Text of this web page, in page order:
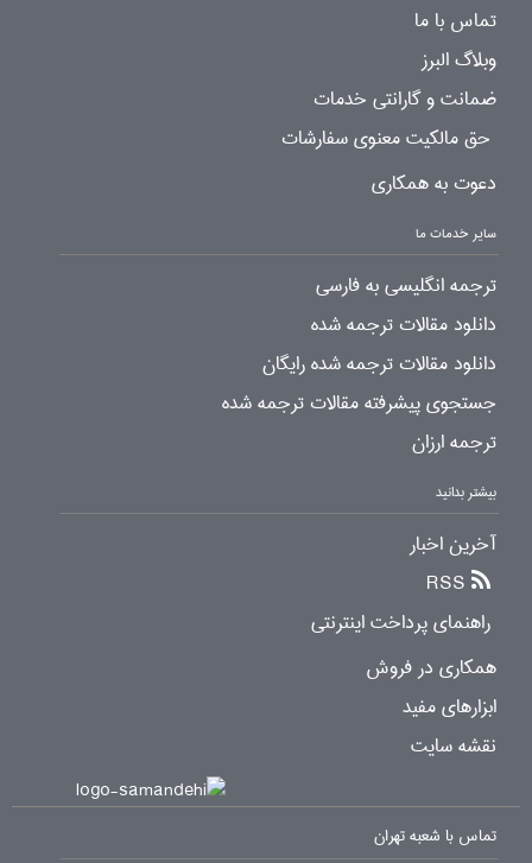
تماس با ما
وبلاگ البرز
ضمانت و گارانتی خدمات
حق مالکیت معنوی سفارشات
دعوت به همکاری
سایر خدمات ما
ترجمه انگلیسی به فارسی
دانلود مقالات ترجمه شده
دانلود مقالات ترجمه شده رایگان
جستجوی پیشرفته مقالات ترجمه شده
ترجمه ارزان
بیشتر بدانید
آخرین اخبار
RSS
راهنمای پرداخت اینترنتی
همکاری در فروش
ابزارهای مفید
نقشه سایت
تماس با شعبه تهران